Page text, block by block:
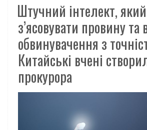
Штучний інтелект,
з’ясовувати провину та
обвинувачення з
Китайські вчені
прокурора